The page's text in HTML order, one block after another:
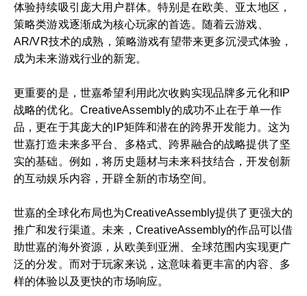
体验持续吸引庞大用户群体。特别是在欧美、亚太地区，
策略类游戏逐渐成为核心玩家的首选。随着云游戏、
AR/VR技术的成熟，策略游戏有望带来更多沉浸式体验，
成为未来游戏行业的新宠。
更重要的是，世嘉希望利用此次收购实现品牌多元化和IP
战略的优化。CreativeAssembly的成功不止在于单一作
品，更在于其庞大的IP矩阵和潜在的跨界开发能力。这为
世嘉打造未来多平台、多格式、跨界融合的战略提供了坚
实的基础。例如，将历史题材与未来科技结合，开发创新
的互动娱乐内容，开辟全新的市场空间。
世嘉的全球化布局也为CreativeAssembly提供了更强大的
推广和发行渠道。未来，CreativeAssembly的作品可以借
助世嘉的海外资源，从欧美到亚洲、全球范围内实现更广
泛的分发。而对于玩家来说，这意味着更丰富的内容、多
样的体验以及更快的市场响应。